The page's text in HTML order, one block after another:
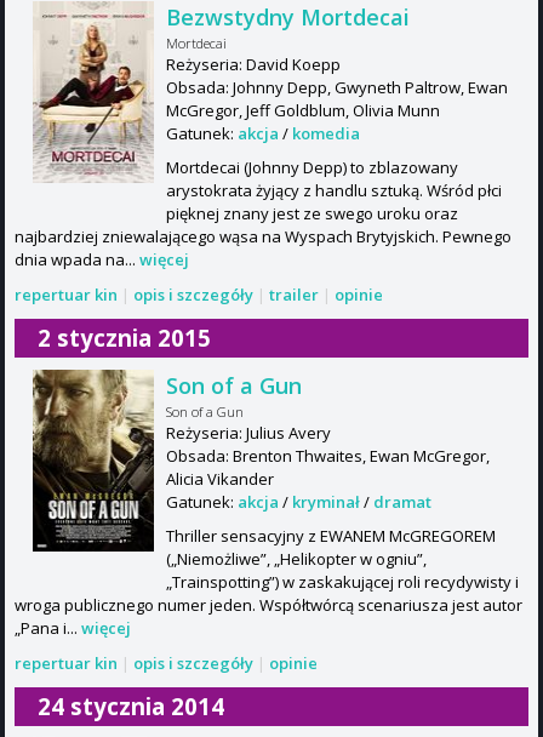
Bezwstydny Mortdecai
Mortdecai
Reżyseria: David Koepp
Obsada: Johnny Depp, Gwyneth Paltrow, Ewan
McGregor, Jeff Goldblum, Olivia Munn
Gatunek: akcja / komedia
Mortdecai (Johnny Depp) to zblazowany
arystokrata żyjący z handlu sztuką. Wśród płci
pięknej znany jest ze swego uroku oraz
najbardziej zniewalającego wąsa na Wyspach Brytyjskich. Pewnego
dnia wpada na... więcej
repertuar kin | opis i szczegóły | trailer | opinie
2 stycznia 2015
Son of a Gun
Son of a Gun
Reżyseria: Julius Avery
Obsada: Brenton Thwaites, Ewan McGregor,
Alicia Vikander
Gatunek: akcja / kryminał/ dramat
Thriller sensacyjny z EWANEM McGREGOREM
(„Niemożliwe”, „Helikopter w ogniu”,
„Trainspotting”) w zaskakującej roli recydywisty i
wroga publicznego numer jeden. Współtwórcą scenariusza jest autor
„Pana i... więcej
repertuar kin | opis i szczegóły | opinie
24 stycznia 2014